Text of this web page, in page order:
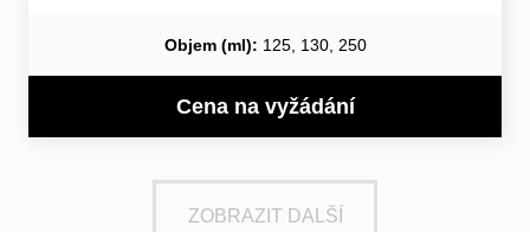
Objem (ml): 125, 130, 250
Cena na vyžádání
ZOBRAZIT DALŠÍ